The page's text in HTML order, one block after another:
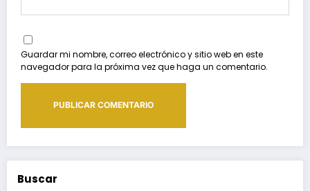
Guardar mi nombre, correo electrónico y sitio web en este
navegador para la próxima vez que haga un comentario.
Buscar